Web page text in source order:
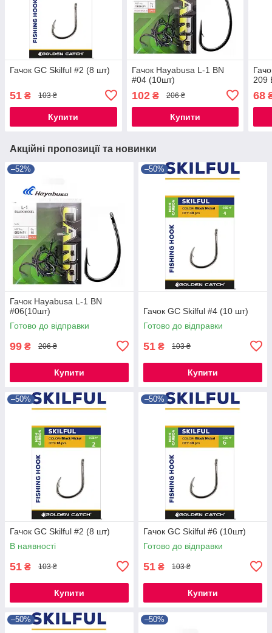
Гачок GC Skilful #2 (8 шт)
51 ₴ 103 ₴
Купити
Гачок Hayabusa L-1 BN
#04 (10шт)
102₴ 206 ₴
Купити
209
68
Акційні пропозиції та новинки
–52%
Гачок Hayabusa L-1 BN
#06(10шт)
Готово до відправки
99 ₴ 206 ₴
Купити
–50%
Гачок GC Skilful #4 (10 шт)
Готово до відправки
51 ₴ 103 ₴
Купити
–50%
Гачок GC Skilful #2 (8 шт)
В наявності
51 ₴ 103 ₴
Купити
–50%
Гачок GC Skilful #6 (10шт)
Готово до відправки
51 ₴ 103 ₴
Купити
–50% –50%